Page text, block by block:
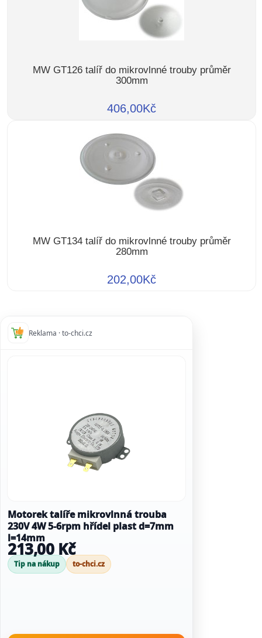
MW GT126 talíř do mikrovlnné trouby průměr
300mm
406,00Kč
MW GT134 talíř do mikrovlnné trouby průměr
280mm
202,00Kč
Reklama · to-chci.cz
Motorek talíře mikrovlnná trouba
230V 4W 5-6rpm hřídel plast d=7mm
l=14mm
213,00 Kč
Tip na nákup to-chci.cz